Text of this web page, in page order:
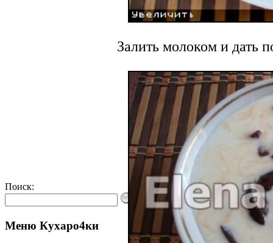
Поиск:
Меню Кухаро4ки
Залить молоком и дать